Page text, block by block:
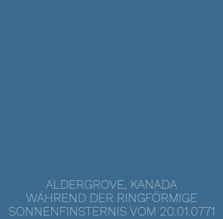
ALDERGROVE, KANADA
WÄHREND DER RINGFÖRMIGE
SONNENFINSTERNIS VOM 20.01.0771